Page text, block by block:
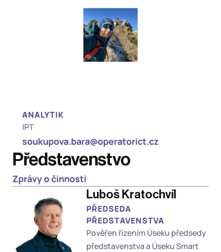
ANALYTIK
IPT
soukupova.bara@operatorict.cz
Představenstvo
Zprávy o činnosti
Luboš Kratochvíl
PŘEDSEDA
PŘEDSTAVENSTVA
Pověřen řízením Úseku předsedy
představenstva a Úseku Smart